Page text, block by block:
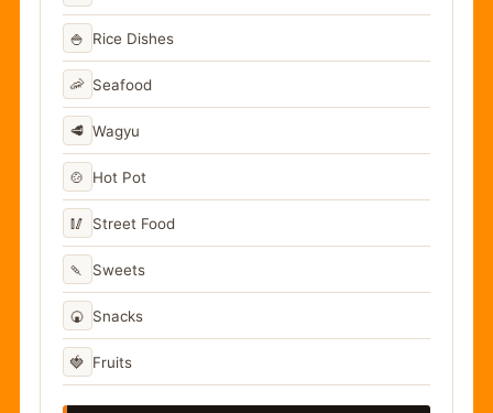
🍚 Rice Dishes
🦐 Seafood
🥩 Wagyu
🍲 Hot Pot
🥢 Street Food
🍡 Sweets
🍘 Snacks
🍓 Fruits